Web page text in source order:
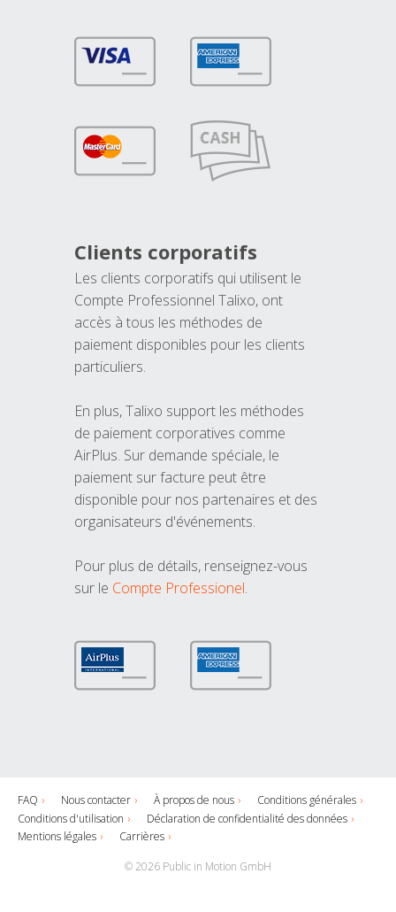
Clients corporatifs
Les clients corporatifs qui utilisent le
Compte Professionnel Talixo, ont
accès à tous les méthodes de
paiement disponibles pour les clients
particuliers.
En plus, Talixo support les méthodes
de paiement corporatives comme
AirPlus. Sur demande spéciale, le
paiement sur facture peut être
disponible pour nos partenaires et des
organisateurs d'événements.
Pour plus de détails, renseignez-vous
sur le Compte Professionel.
FAQ Nous contacter À propos de nous
Conditions générales
Conditions d'utilisation
Déclaration de confidentialité des données
Mentions légales
Carrières
© 2026 Public in Motion GmbH